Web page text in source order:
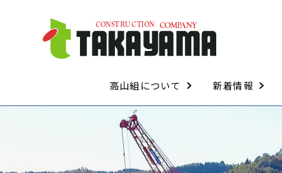
高山組について
経営理念・経営方針
代表取締役挨拶
会社概要
会社沿革
ISO・安全管理について
技術・資格
新着情報